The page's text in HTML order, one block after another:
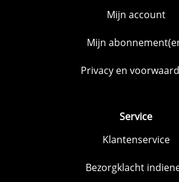
Mijn account
Mijn
Privacy en
Service
Klantenservice
Bezorgklacht